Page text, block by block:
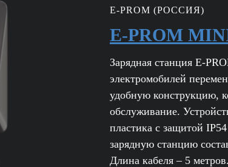
E-PROM (РОССИЯ)
E-PROM
Зарядная станция E-
электромобилей
удобную конструкцию,
обслуживание.
пластика с защитой
зарядную станцию
Длина кабеля – 5 метров.